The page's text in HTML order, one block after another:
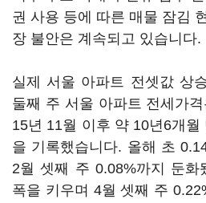
권 사용 등에 따른 매물 잠김
장 불안은 계속되고 있습니다.
실제 서울 아파트 전셋값 상
둘째 주 서울 아파트 전세가
15년 11월 이후 약 10년6개
을 기록했습니다. 올해 초
2월 셋째 주 0.08%까지 둔화
폭을 키우며 4월 셋째 주